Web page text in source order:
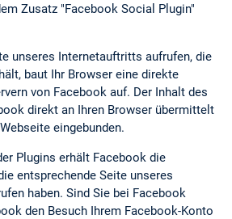
Zusatz "Facebook Social Plugin"
unseres Internetauftritts aufrufen, die
baut Ihr Browser eine direkte
von Facebook auf. Der Inhalt des
direkt an Ihren Browser übermittelt
eingebunden.
Plugins erhält Facebook die
entsprechende Seite unseres
haben. Sind Sie bei Facebook
den Besuch Ihrem Facebook-Konto